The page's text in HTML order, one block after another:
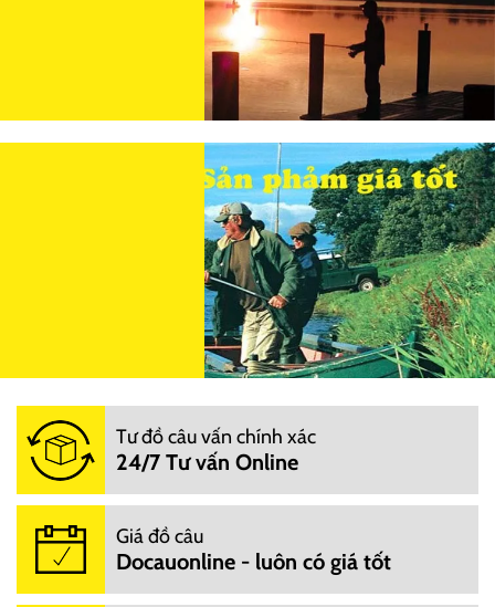
Tư đồ câu vấn chính xác
24/7 Tư vấn Online
Giá đồ câu
Docauonline - luôn có giá tốt